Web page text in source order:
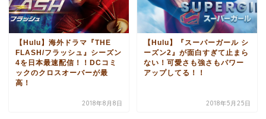
【Hulu】海外ドラマ『THE
FLASH/フラッシュ』シーズン
4を日本最速配信！！DCコミ
ックのクロスオーバーが最
高！
2018年8月8日
【Hulu】『スーパーガール シ
ーズン2』が面白すぎて止まら
ない！可愛さも強さもパワー
アップしてる！！
2018年5月25日